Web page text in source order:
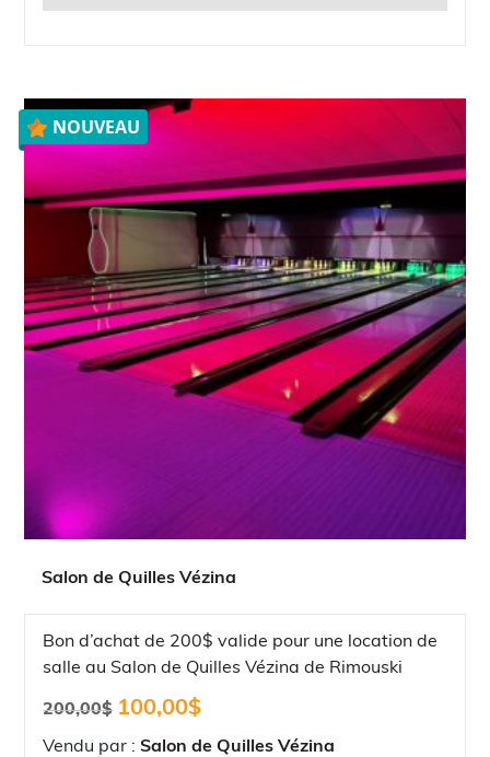
NOUVEAU
Salon de Quilles Vézina
Bon d’achat de 200$ valide pour une location de
salle au Salon de Quilles Vézina de Rimouski
200,00$
Le
initial
100,00$
actuel
Vendu par :Salon de Quilles Vézina